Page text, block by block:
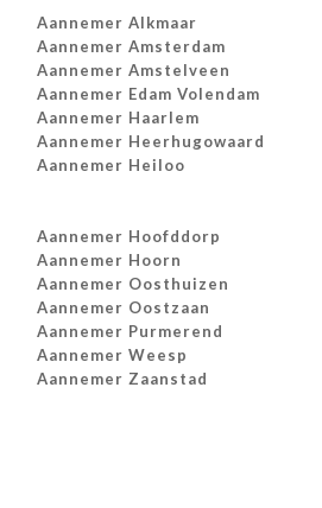
Aannemer Alkmaar
Aannemer Amsterdam
Aannemer Amstelveen
Aannemer Edam Volendam
Aannemer Haarlem
Aannemer Heerhugowaard
Aannemer Heiloo
Aannemer Hoofddorp
Aannemer Hoorn
Aannemer Oosthuizen
Aannemer Oostzaan
Aannemer Purmerend
Aannemer Weesp
Aannemer Zaanstad